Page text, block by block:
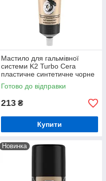
Мастило для гальмівної
системи K2 Turbo Cera
пластичне синтетичне чорне
100 мл (B408)
Готово до відправки
213 ₴
Купити
Новинка